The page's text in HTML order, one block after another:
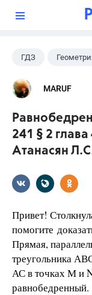
ГДЗ
Атанасян Л.С.
MARUF
241 § 2
Атанасян
Привет!
помогите
Прямая,
треугольника
АС в точках М и
равнобедренный.